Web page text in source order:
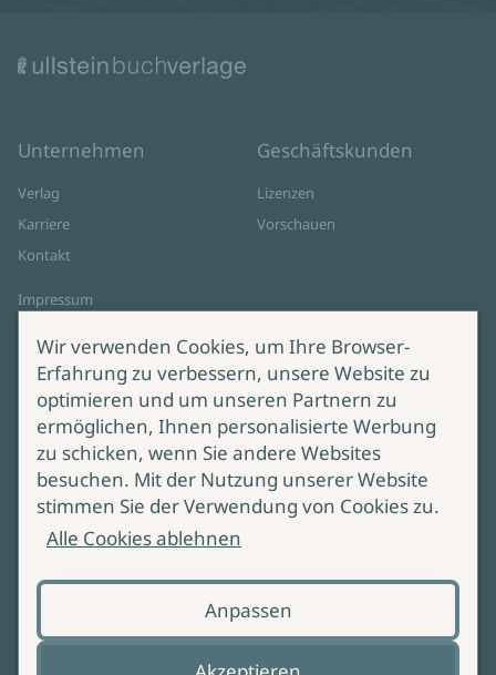
Unternehmen
Verlag
Karriere
Kontakt
Impressum
Cookie-Einstellungen
AGB Online Shop
Geschäftskunden
Lizenzen
Vorschauen
Service
Lieferung & Versand
Produktsicherheit
Bei Fragen zur Produktsicherheit
wenden Sie sich bitte an
Wir verwenden Cookies, um Ihre Browser-
Erfahrung zu verbessern, unsere Website zu
optimieren und um unseren Partnern zu
ermöglichen, Ihnen personalisierte Werbung
zu schicken, wenn Sie andere Websites
besuchen. Mit der Nutzung unserer Website
stimmen Sie der Verwendung von Cookies zu.
Alle Cookies ablehnen
Anpassen